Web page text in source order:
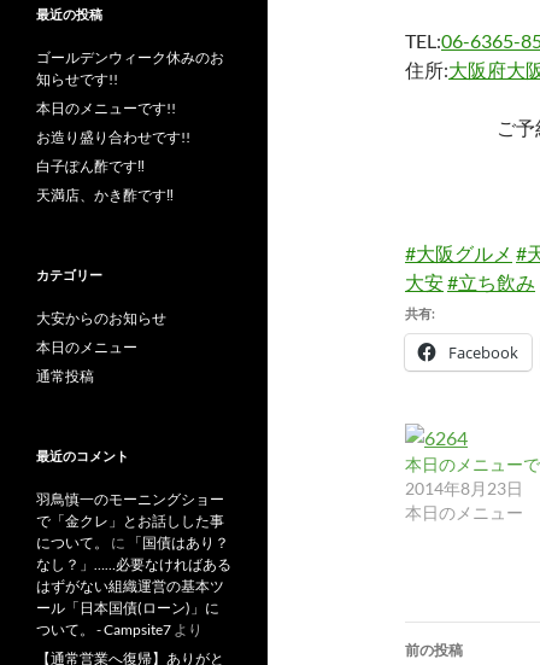
TEL:06-6365-
住所:大阪府大
ご
#大阪グルメ #
大安#立ち飲み
共有:
Facebook
本日のメニュー
2014年8月23日
本日のメニュー
投
前の投稿
最近の投稿
ゴールデンウィーク休みのお
知らせです!!
本日のメニューです!!
お造り盛り合わせです!!
白子ぽん酢です‼︎
天満店、かき酢です‼︎
カテゴリー
大安からのお知らせ
本日のメニュー
通常投稿
最近のコメント
羽鳥慎一のモーニングショー
で「金クレ」とお話しした事
について。
に
「国債はあり？
なし？」……必要なければある
はずがない組織運営の基本ツ
ール「日本国債(ローン)」に
ついて。 - Campsite7 より
【通常営業へ復帰】ありがと